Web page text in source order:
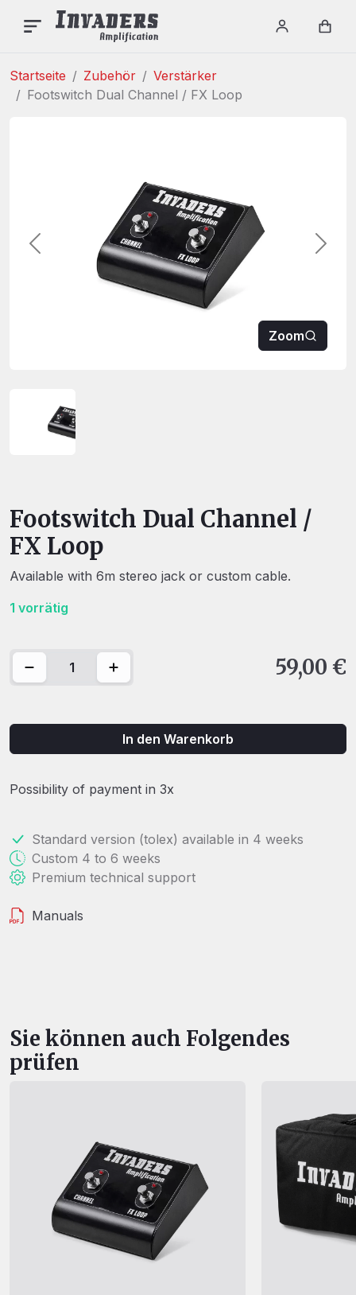
Menu
INVADERS
Login /
Startseite Zubehör
Verstärker
Footswitch Dual Channel / FX Loop
Vorherige
Zoom
Footswitch Dual Channel /
FX Loop
Available with 6m stereo jack or custom cable.
1 vorrätig
Footswitch Dual Channel / FX Loop Menge 59,00 €
In den Warenkorb
Possibility of payment in 3x
Standard version (tolex) available in 4 weeks
Custom 4 to 6 weeks
Premium technical support
Manuals
Sie können auch Folgendes
prüfen